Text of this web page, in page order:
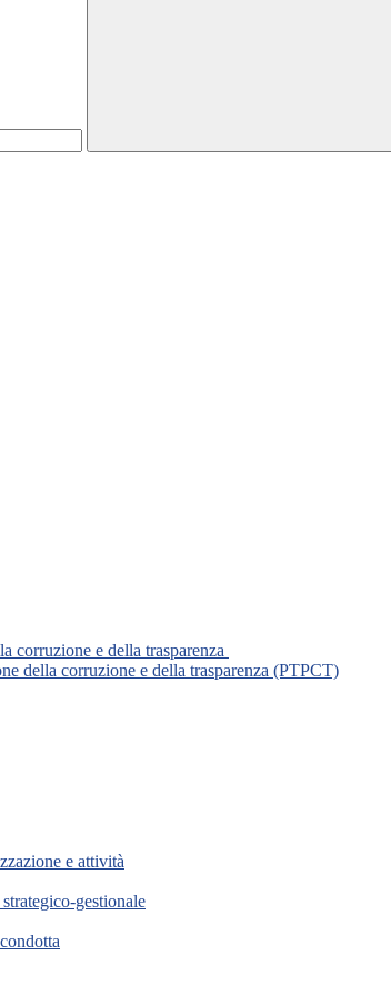
corruzione e della trasparenza
della corruzione e della trasparenza (PTPCT)
e attività
gestionale